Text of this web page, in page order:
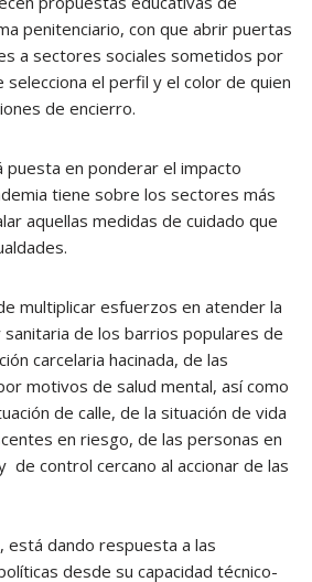
penitenciario, con que abrir puertas
a sectores sociales sometidos por
selecciona el perfil y el color de quien
de encierro.
puesta en ponderar el impacto
tiene sobre los sectores más
aquellas medidas de cuidado que
multiplicar esfuerzos en atender la
sanitaria de los barrios populares de
carcelaria hacinada, de las
motivos de salud mental, así como
de calle, de la situación de vida
en riesgo, de las personas en
de control cercano al accionar de las
está dando respuesta a las
desde su capacidad técnico-